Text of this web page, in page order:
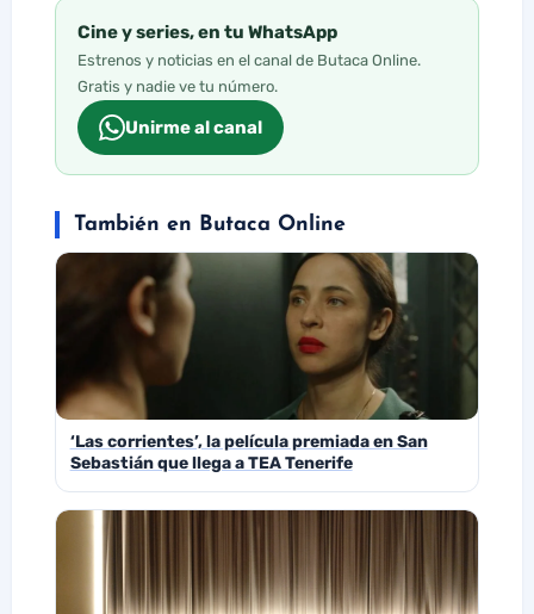
Cine y series, en tu WhatsApp
Estrenos y noticias en el canal de Butaca Online.
Gratis y nadie ve tu número.
Unirme al canal
También en Butaca Online
‘Las corrientes’, la película premiada en San
Sebastián que llega a TEA Tenerife